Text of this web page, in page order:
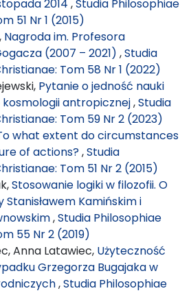
2014 ,Studia Philosophiae
51 Nr 1 (2015)
Nagroda im. Profesora
(2007 – 2021) ,Studia
Tom 58 Nr 1 (2022)
Pytanie o jedność nauki
kosmologii antropicznej,Studia
Tom 59 Nr 2 (2023)
what extent do circumstances
of actions?,Studia
Tom 51 Nr 2 (2015)
Stosowanie logiki w filozofii. O
Stanisławem Kamińskim i
,Studia Philosophiae
55 Nr 2 (2019)
Anna Latawiec, Użyteczność
Grzegorza Bugajaka w
,Studia Philosophiae